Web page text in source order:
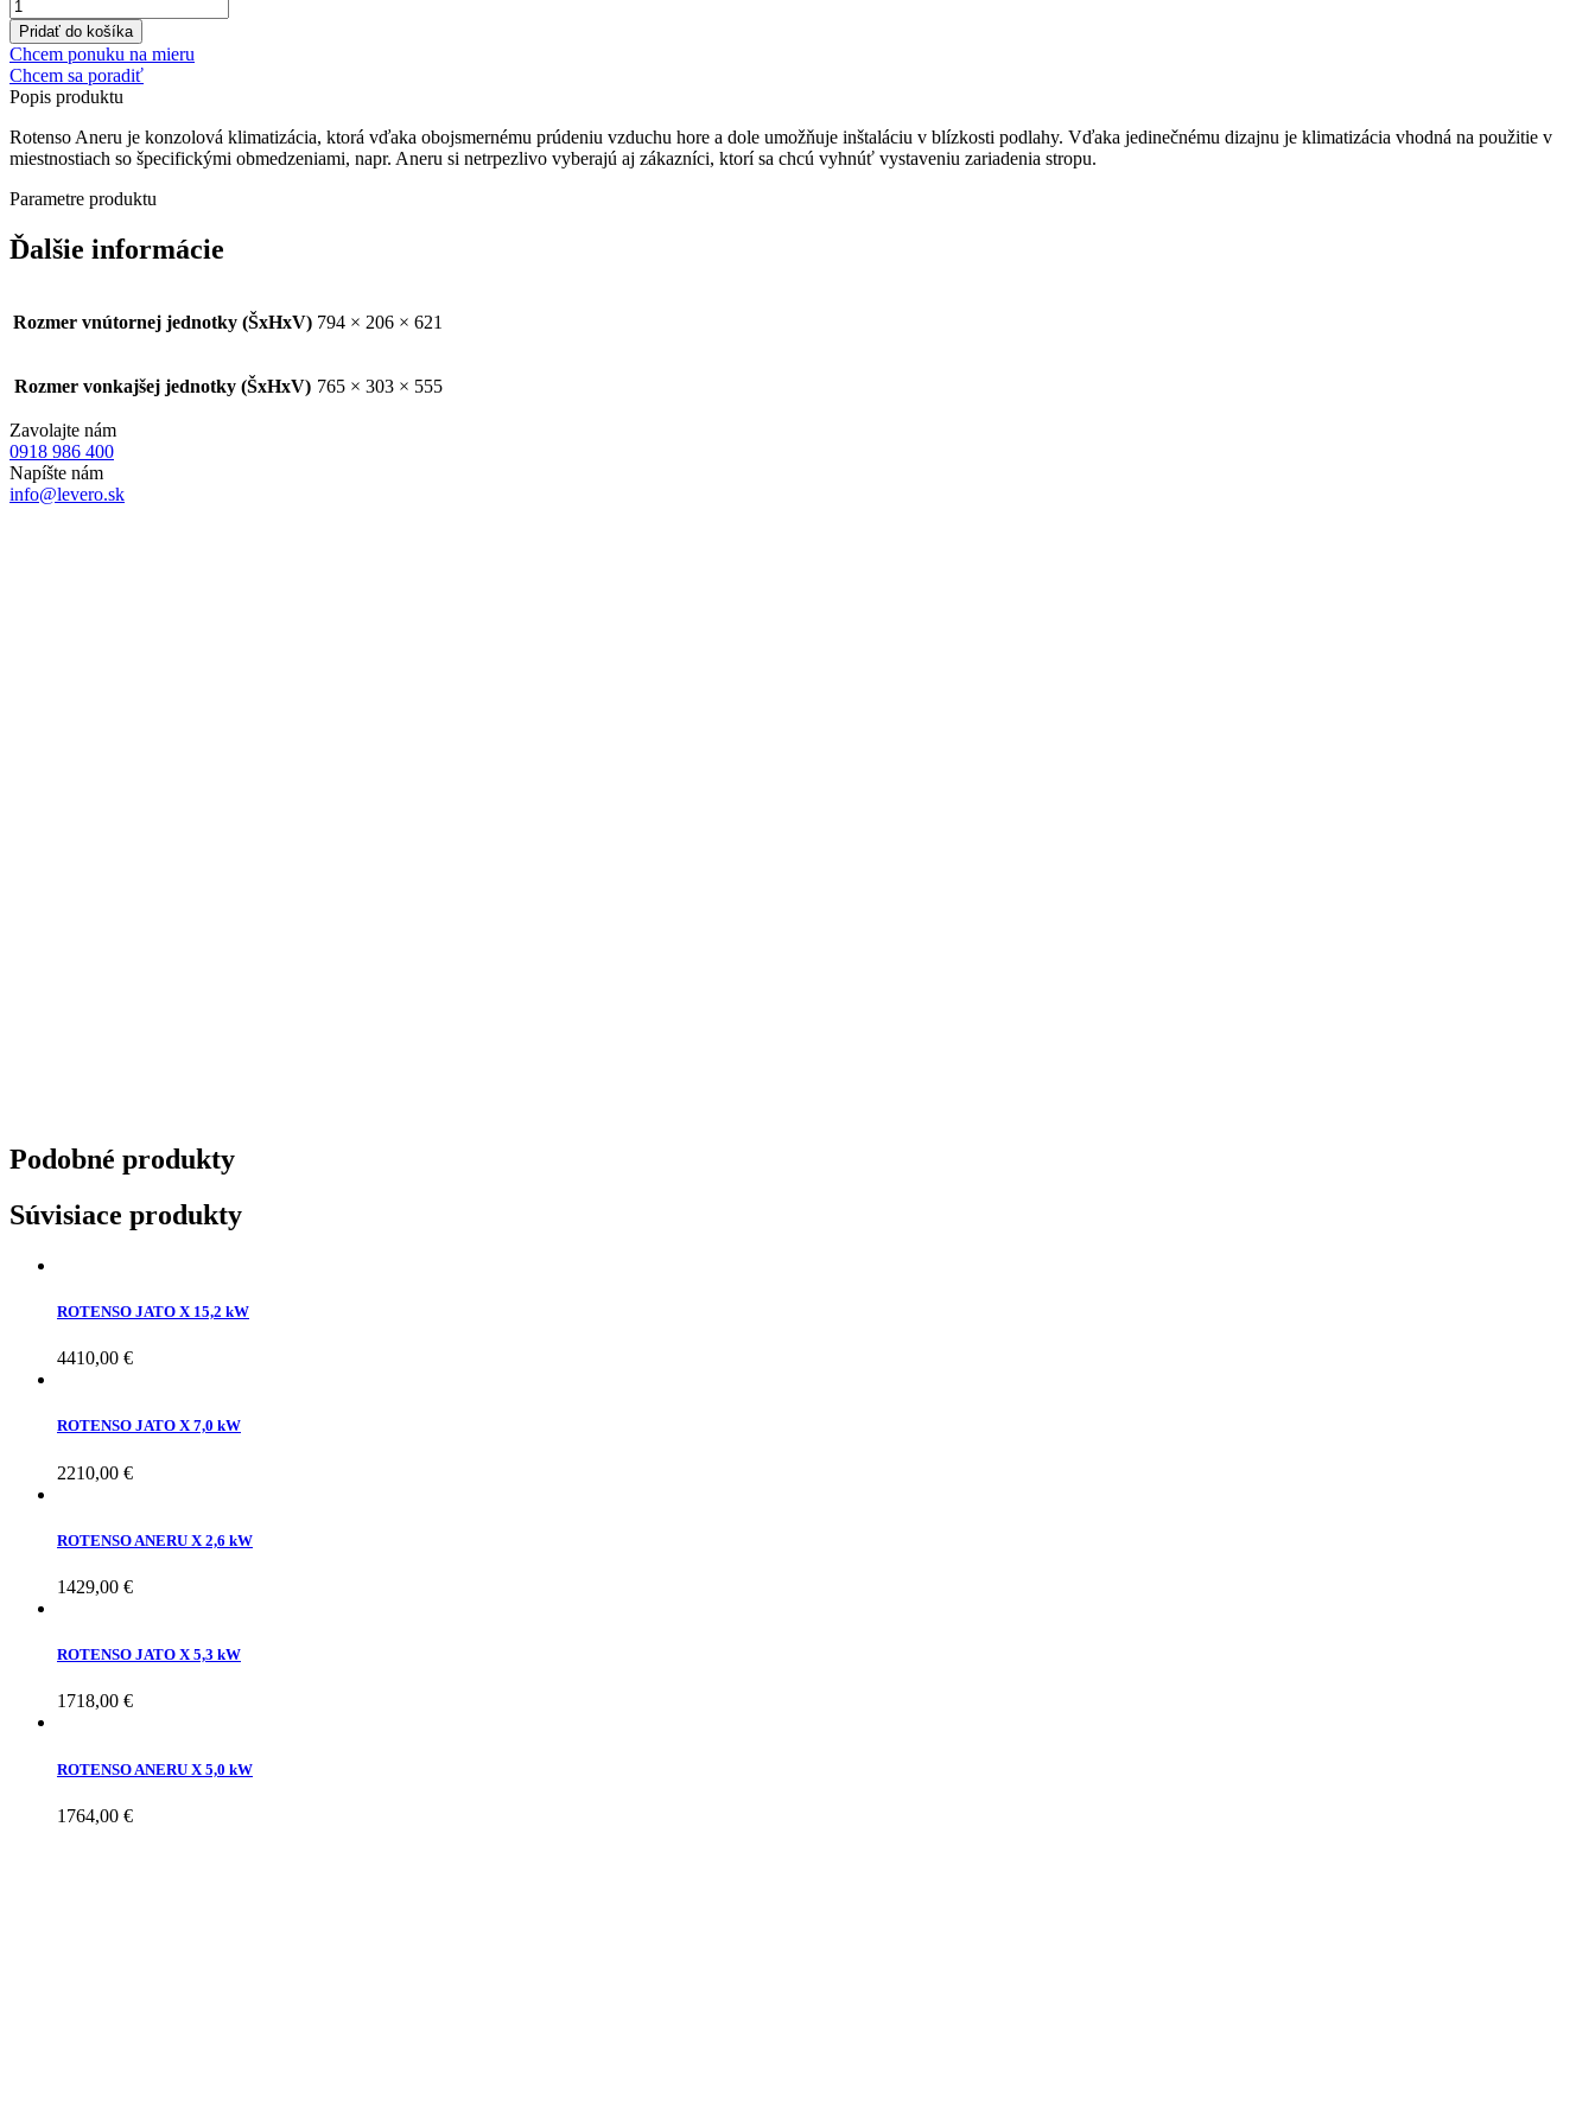
ROTENSO
ANERU
X
3,5
kW
Pridať do košíka
Chcem ponuku na mieru
Chcem sa poradiť
Popis produktu
Rotenso Aneru je konzolová klimatizácia, ktorá vďaka obojsmernému prúdeniu vzduchu hore a dole umožňuje inštaláciu v blízkosti podlahy. Vďaka jedinečnému dizajnu je klimatizácia vhodná na použitie v
miestnostiach so špecifickými obmedzeniami, napr. Aneru si netrpezlivo vyberajú aj zákazníci, ktorí sa chcú vyhnúť vystaveniu zariadenia stropu.
Parametre produktu
Ďalšie informácie
Rozmer vnútornej jednotky (ŠxHxV) 794 × 206 × 621
Rozmer vonkajšej jednotky (ŠxHxV) 765 × 303 × 555
Zavolajte nám
0918 986 400
Napíšte nám
info@levero.sk
Podobné produkty
Súvisiace produkty
ROTENSO JATO X 15,2 kW
4410,00 €
ROTENSO JATO X 7,0 kW
2210,00 €
ROTENSO ANERU X 2,6 kW
1429,00 €
ROTENSO JATO X 5,3 kW
1718,00 €
ROTENSO ANERU X 5,0 kW
1764,00 €